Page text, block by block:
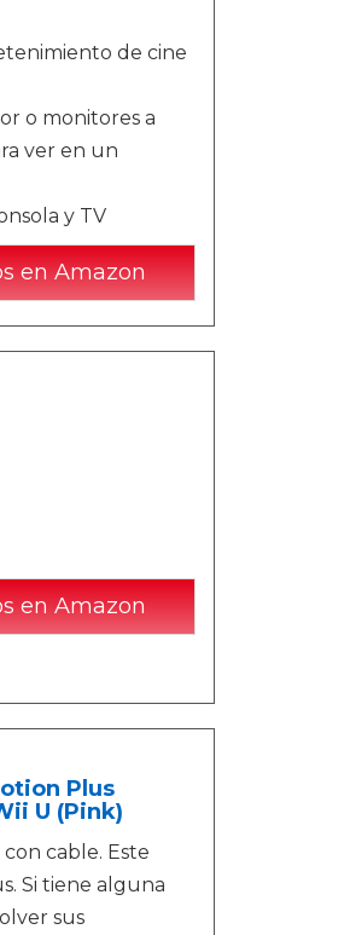
de cine
o monitores a
ver en un
y TV
en Amazon
en Amazon
Plus
U (Pink)
cable. Este
Si tiene alguna
sus